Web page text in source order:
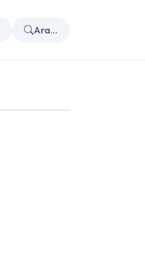
Ara...